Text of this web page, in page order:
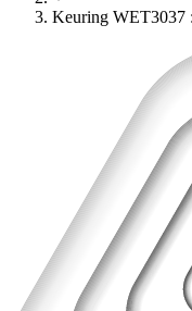
Keuring WET3037